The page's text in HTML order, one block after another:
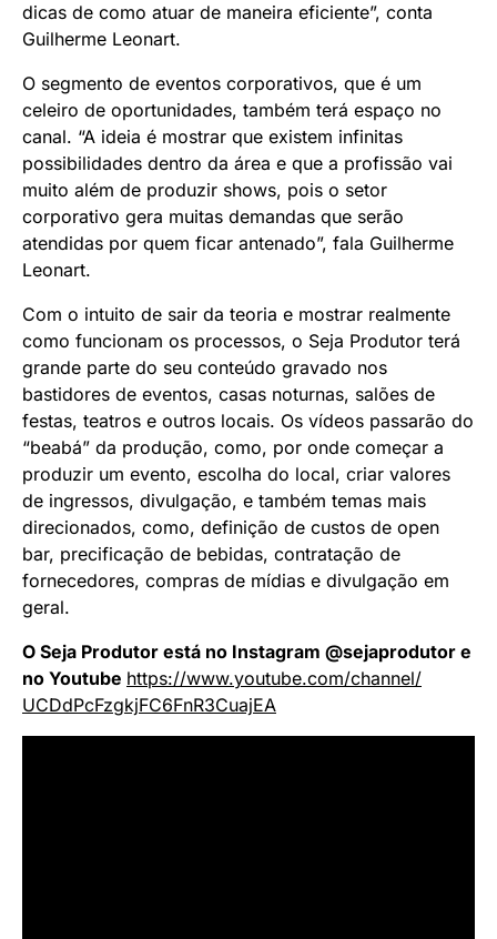
dicas de como atuar de maneira eficiente”, conta
Guilherme Leonart.
O segmento de eventos corporativos, que é um
celeiro de oportunidades, também terá espaço no
canal. “A ideia é mostrar que existem infinitas
possibilidades dentro da área e que a profissão vai
muito além de produzir shows, pois o setor
corporativo gera muitas demandas que serão
atendidas por quem ficar antenado”, fala Guilherme
Leonart.
Com o intuito de sair da teoria e mostrar realmente
como funcionam os processos, o Seja Produtor terá
grande parte do seu conteúdo gravado nos
bastidores de eventos, casas noturnas, salões de
festas, teatros e outros locais. Os vídeos passarão do
“beabá” da produção, como, por onde começar a
produzir um evento, escolha do local, criar valores
de ingressos, divulgação, e também temas mais
direcionados, como, definição de custos de open
bar, precificação de bebidas, contratação de
fornecedores, compras de mídias e divulgação em
geral.
O Seja Produtor está no Instagram @sejaprodutor e
no Youtube https://www.youtube.com/channel/
UCDdPcFzgkjFC6FnR3CuajEA